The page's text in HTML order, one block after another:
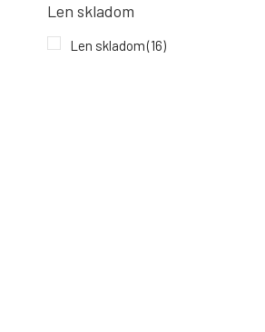
Len skladom
Len skladom(16)